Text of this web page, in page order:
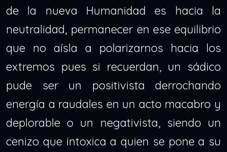
de la nueva Humanidad es hacia la
neutralidad, permanecer en ese equilibrio
que no aísla a polarizarnos hacia los
extremos pues si recuerdan, un sádico
pude ser un positivista derrochando
energía a raudales en un acto macabro y
deplorable o un negativista, siendo un
cenizo que intoxica a quien se pone a su